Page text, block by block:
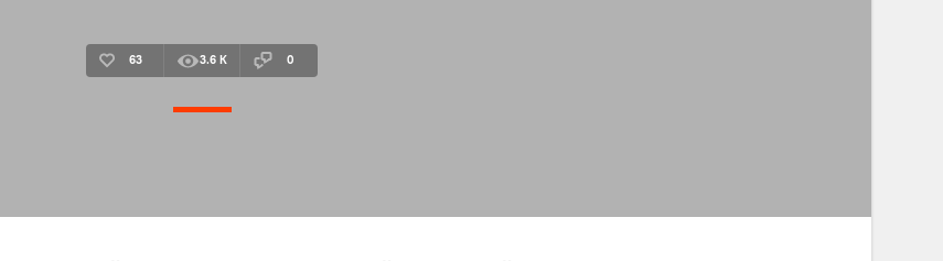
63 3.6 K 0